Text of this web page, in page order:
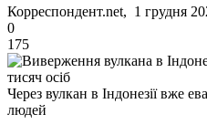
Корреспондент.net, 1 грудня
0
175
Через вулкан в Індонезії вже
людей